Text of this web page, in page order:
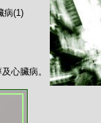
病(1)
心臟病。